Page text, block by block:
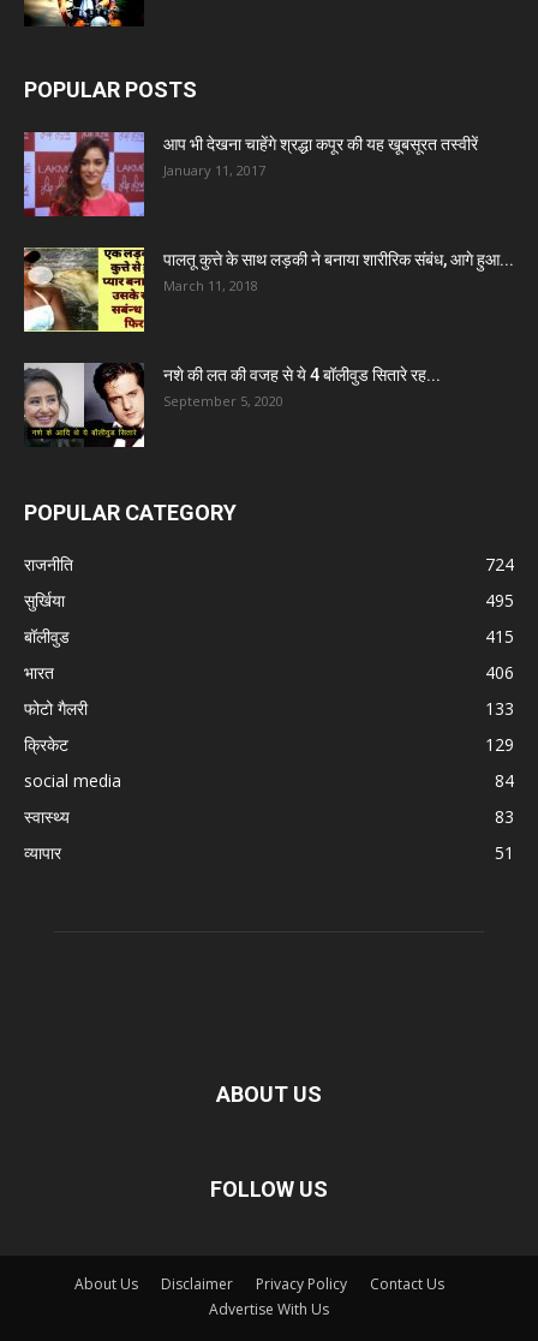
POPULAR POSTS
आप भी देखना चाहेंगे श्रद्धा कपूर की यह खूबसूरत तस्वीरें
January 11, 2017
पालतू कुत्ते के साथ लड़की ने बनाया शारीरिक संबंध, आगे हुआ...
March 11, 2018
नशे की लत की वजह से ये 4 बॉलीवुड सितारे रह...
September 5, 2020
POPULAR CATEGORY
राजनीति
724
सुर्खिया
495
बॉलीवुड
415
भारत
406
फोटो गैलरी
133
क्रिकेट
129
social media
84
स्वास्थ्य
83
व्यापार
51
ABOUT US
FOLLOW US
About Us Disclaimer Privacy Policy
Contact Us
Advertise With Us